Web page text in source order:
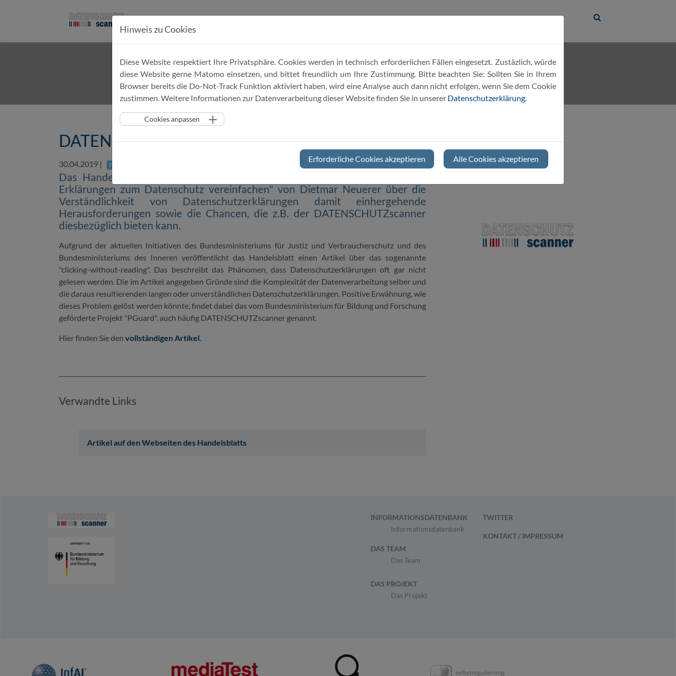
Das Projekt Das Team Informationsdatenbank News
DATENSCHUTZscanner erneut als Referenz in Handelsblatt erwähnt
30.04.2019 | PGuard
Das Handelsblatt berichtet in seinem Artikel "Bundesinnenministerium will
Erklärungen zum Datenschutz vereinfachen" von Dietmar Neuerer über die
Verständlichkeit von Datenschutzerklärungen damit einhergehende
Herausforderungen sowie die Chancen, die z.B. der DATENSCHUTZscanner
diesbezüglich bieten kann.
Aufgrund der aktuellen Initiativen des Bundesministeriums für Justiz und Verbraucherschutz und des
Bundesministeriums des Inneren veröffentlicht das Handelsblatt einen Artikel über das sogenannte
"clicking-without-reading". Das beschreibt das Phänomen, dass Datenschutzerklärungen oft gar nicht
gelesen werden. Die im Artikel angegeben Gründe sind die Komplexität der Datenverarbeitung selber und
die daraus resultierenden langen oder unverständlichen Datenschutzerklärungen. Positive Erwähnung, wie
dieses Problem gelöst werden könnte, findet dabei das vom Bundesministerium für Bildung und Forschung
geförderte Projekt "PGuard", auch häufig DATENSCHUTZscanner genannt.
Hier finden Sie den vollständigen Artikel.
Verwandte Links
Artikel auf den Webseiten des Handelsblatts
INFORMATIONSDATENBANK
Informationsdatenbank
DAS TEAM
Das Team
DAS PROJEKT
Das Projekt
TWITTER
KONTAKT / IMPRESSUM
Hinweis zu Cookies
Diese Website respektiert Ihre Privatsphäre. Cookies werden in technisch erforderlichen Fällen eingesetzt. Zustäzlich, würde
diese Website gerne Matomo einsetzen, und bittet freundlich um Ihre Zustimmung. Bitte beachten Sie: Sollten Sie in Ihrem
Browser bereits die Do-Not-Track Funktion aktiviert haben, wird eine Analyse auch dann nicht erfolgen, wenn Sie dem Cookie
zustimmen. Weitere Informationen zur Datenverarbeitung dieser Website finden Sie in unserer Datenschutzerklärung.
Cookies anpassen
Erforderliche Cookies akzeptieren Alle Cookies akzeptieren